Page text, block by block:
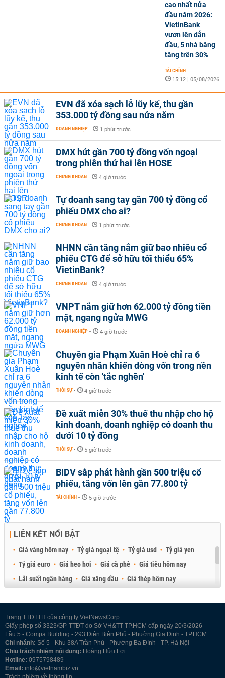
cao nhất nửa
đầu năm 2026:
VietinBank
vươn lên dẫn
đầu, 5 nhà băng
tăng trên 30%
TÀI CHÍNH -
15:12 | 05/08/2026
EVN đã xóa sạch lỗ lũy kế, thu gần
353.000 tỷ đồng sau nửa năm
DOANH NGHIỆP - 1 phút trước
DMX hút gần 700 tỷ đồng vốn ngoại
trong phiên thứ hai lên HOSE
CHỨNG KHOÁN - 4 giờ trước
Tự doanh sang tay gần 700 tỷ đồng cổ
phiếu DMX cho ai?
CHỨNG KHOÁN - 1 phút trước
NHNN cần tăng nắm giữ bao nhiêu cổ
phiếu CTG để sở hữu tối thiểu 65%
VietinBank?
CHỨNG KHOÁN - 4 giờ trước
VNPT nắm giữ hơn 62.000 tỷ đồng tiền
mặt, ngang ngửa MWG
DOANH NGHIỆP - 4 giờ trước
Chuyên gia Phạm Xuân Hoè chỉ ra 6
nguyên nhân khiến dòng vốn trong nền
kinh tế còn 'tắc nghẽn'
THỜI SỰ - 4 giờ trước
Đề xuất miễn 30% thuế thu nhập cho hộ
kinh doanh, doanh nghiệp có doanh thu
dưới 10 tỷ đồng
THỜI SỰ - 5 giờ trước
BIDV sắp phát hành gần 500 triệu cổ
phiếu, tăng vốn lên gần 77.800 tỷ
TÀI CHÍNH - 5 giờ trước
LIÊN KẾT NỔI BẬT
Giá vàng hôm nay Tỷ giá ngoại tệ Tỷ giá usd
Tỷ giá yen
Tỷ giá euro
Giá heo hơi Giá cà phê
Giá tiêu hôm nay
Lãi suất ngân hàng
Giá xăng dầu
Giá thép hôm nay
Trang TTĐTTH của công ty VietNewsCorp
Giấy phép số 3323/GP-TTĐT do Sở VH&TT TP.HCM cấp ngày 20/3/2026
Lầu 5 - Compa Building - 293 Điện Biên Phủ - Phường Gia Định - TP.HCM
Chi nhánh: Số 5 - Khu 38A Trần Phú - Phường Ba Đình - TP. Hà Nội
Chịu trách nhiệm nội dung: Hoàng Hữu Lợi
Hotline: 0975798489
Email: info@vietnambiz.vn